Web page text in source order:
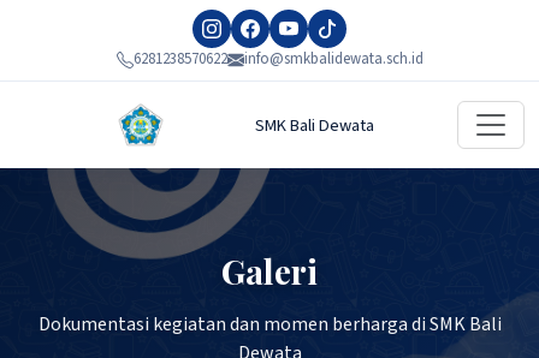
6281238570622 info@smkbalidewata.sch.id
SMK Bali Dewata
Galeri
Dokumentasi kegiatan dan momen berharga di SMK Bali
Dewata